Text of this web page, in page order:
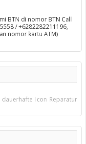
BTN di nomor BTN Call
/ +6282282211196,
nomor kartu ATM)
Icon Reparatur